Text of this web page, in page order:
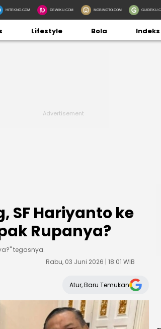
HITEKNO.COM DEWIKU.COM MOBIMOTO.COM
Lifestyle Bola Indeks
SF Hariyanto ke
Rupanya?
tegasnya.
Rabu, 03 Juni 2026 | 18:01 WIB
Atur, Baru Temukan